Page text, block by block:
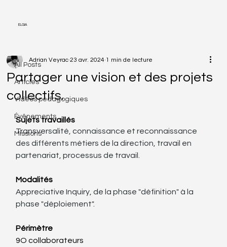
ELGIA
All Posts
Articles
Vidéos pédagogiques
Évênements
Missions
Partager une vision et des projets
collectifs.
Adrian Veyrac 23 avr. 2024 1 min de lecture
Sujets travaillés
Transversalité, connaissance et reconnaissance
des différents métiers de la direction, travail en
partenariat, processus de travail.
Modalités
Appreciative Inquiry, de la phase "définition" à la
phase "déploiement".
Périmètre
9O collaborateurs